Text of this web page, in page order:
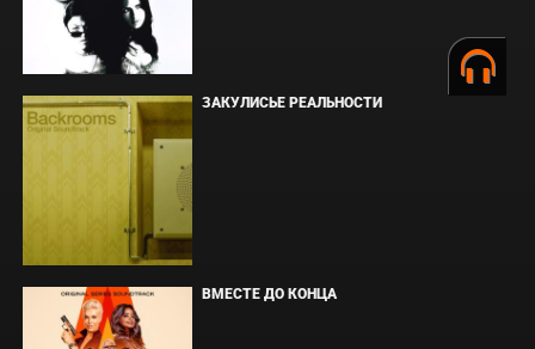
ЗАКУЛИСЬЕ РЕАЛЬНОСТИ
ВМЕСТЕ ДО КОНЦА